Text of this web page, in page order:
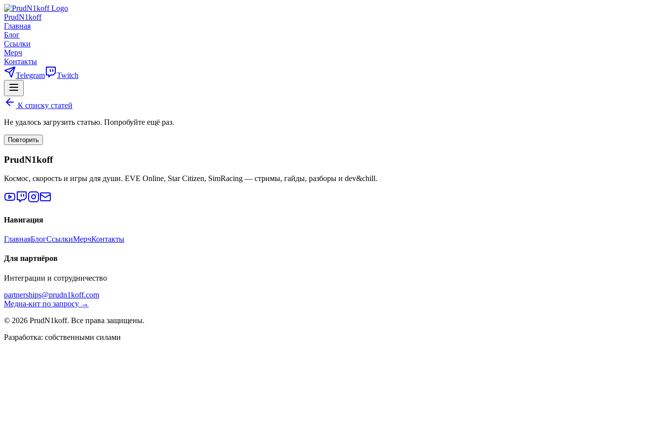
PrudN1koff
Главная
Блог
Ссылки
Мерч
Контакты
Telegram
Twitch
К списку статей
Не удалось загрузить статью. Попробуйте ещё раз.
Повторить
PrudN1koff
Космос, скорость и игры для души. EVE Online, Star Citizen, SimRacing — стримы, гайды, разборы и dev&chill.
Навигация
ГлавнаяБлогСсылкиМерчКонтакты
Для партнёров
Интеграции и сотрудничество
partnerships@prudn1koff.com
Медиа-кит по запросу →
© 2026 PrudN1koff. Все права защищены.
Разработка: собственными силами